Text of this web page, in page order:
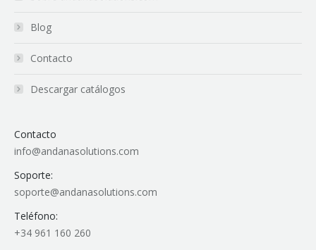
Blog
Contacto
Descargar catálogos
Contacto
info@andanasolutions.com
Soporte:
soporte@andanasolutions.com
Teléfono:
+34 961 160 260